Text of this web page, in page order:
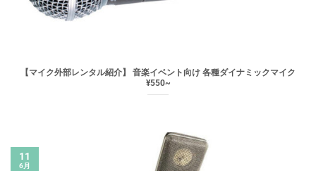
【マイク外部レンタル紹介】 音楽イベント向け 各種ダイナミックマイク
¥550~
11
6月